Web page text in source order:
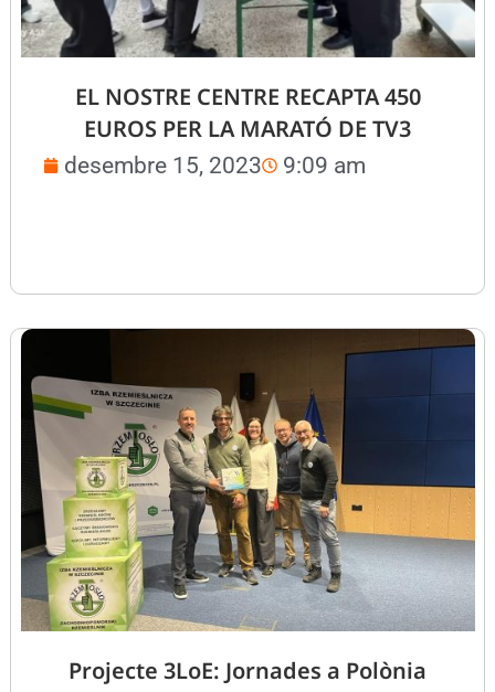
EL NOSTRE CENTRE RECAPTA 450
EUROS PER LA MARATÓ DE TV3
desembre 15, 2023 9:09 am
Projecte 3LoE: Jornades a Polònia